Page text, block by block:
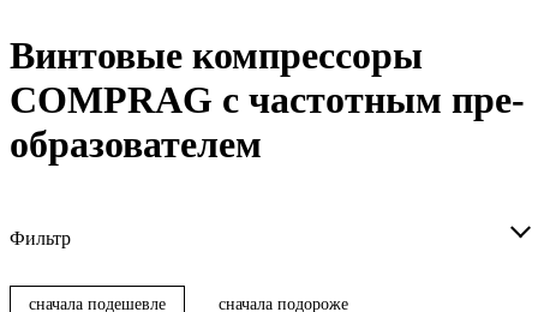
Винтовые ком­прес­со­ры
COMPRAG с час­тотным пре­
об­ра­зо­ва­те­лем
Фильтр
сначала подешевле сначала подороже